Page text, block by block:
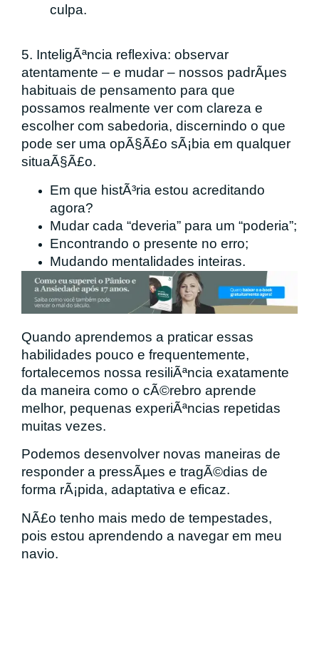
culpa.
5. InteligÃªncia reflexiva: observar
atentamente – e mudar – nossos padrÃµes
habituais de pensamento para que
possamos realmente ver com clareza e
escolher com sabedoria, discernindo o que
pode ser uma opÃ§Ã£o sÃ¡bia em qualquer
situaÃ§Ã£o.
Em que histÃ³ria estou acreditando
agora?
Mudar cada “deveria” para um “poderia”;
Encontrando o presente no erro;
Mudando mentalidades inteiras.
Quando aprendemos a praticar essas
habilidades pouco e frequentemente,
fortalecemos nossa resiliÃªncia exatamente
da maneira como o cÃ©rebro aprende
melhor, pequenas experiÃªncias repetidas
muitas vezes.
Podemos desenvolver novas maneiras de
responder a pressÃµes e tragÃ©dias de
forma rÃ¡pida, adaptativa e eficaz.
NÃ£o tenho mais medo de tempestades,
pois estou aprendendo a navegar em meu
navio.